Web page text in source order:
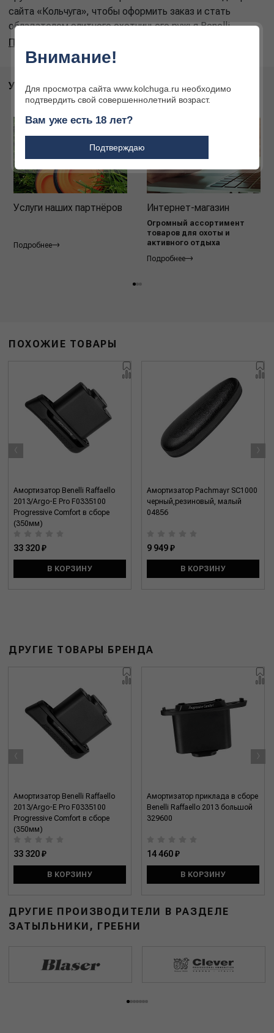
сайта «Кольчуга», чтобы оформить заказ и стать
обладателем элитного охотничьего ружья Benelli.
Подробнее
УСЛУГИ
Услуги наших партнёров
Подробнее
Интернет-магазин
Огромный ассортимент
товаров для охоты и
активного отдыха
Подробнее
ПОХОЖИЕ ТОВАРЫ
Амортизатор Benelli Raffaello
2013/Argo-E Pro F0335100
Progressive Comfort в сборе
(350мм)
33 320 ₽
В КОРЗИНУ
Амортизатор Pachmayr SC1000
черный,резиновый, малый
04856
9 949 ₽
В КОРЗИНУ
‹ ›
ДРУГИЕ ТОВАРЫ БРЕНДА
Амортизатор Benelli Raffaello
2013/Argo-E Pro F0335100
Progressive Comfort в сборе
(350мм)
33 320 ₽
В КОРЗИНУ
Амортизатор приклада в сборе
Benelli Raffaello 2013 большой
329600
14 460 ₽
В КОРЗИНУ
‹ ›
ДРУГИЕ ПРОИЗВОДИТЕЛИ В РАЗДЕЛЕ
ЗАТЫЛЬНИКИ, ГРЕБНИ
Внимание!
Для просмотра сайта www.kolchuga.ru необходимо
подтвердить свой совершеннолетний возраст.
Вам уже есть 18 лет?
Подтверждаю